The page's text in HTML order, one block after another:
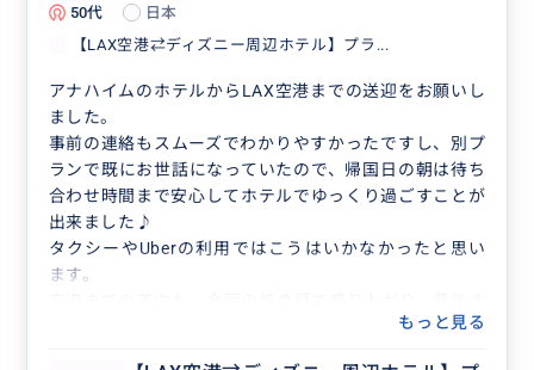
50代
日本
【LAX空港⇄ディズニー周辺ホテル】プラ...
アナハイムのホテルからLAX空港までの送迎をお願いし
ました。
事前の連絡もスムーズでわかりやすかったですし、別プ
ランで既にお世話になっていたので、帰国日の朝は待ち
合わせ時間まで安心してホテルでゆっくり過ごすことが
出来ました♪
タクシーやUberの利用ではこうはいかなかったと思い
ます。
もっと見る